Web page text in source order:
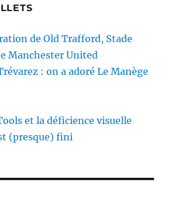
de Old Trafford, Stade
Manchester United
: on a adoré Le Manège
et la déficience visuelle
(presque) fini